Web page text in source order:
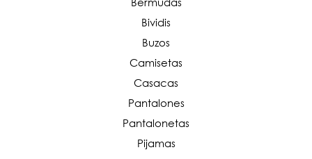
Bividis
Buzos
Camisetas
Casacas
Pantalones
Pantalonetas
Pijamas